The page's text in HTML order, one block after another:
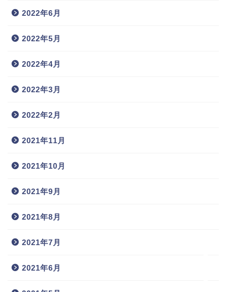
2022年6月
2022年5月
2022年4月
2022年3月
2022年2月
2021年11月
2021年10月
2021年9月
2021年8月
2021年7月
2021年6月